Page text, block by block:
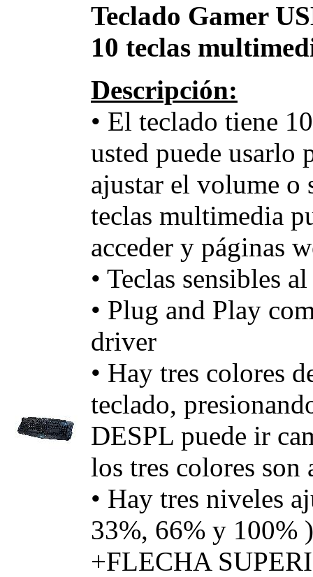
Teclado Gamer
10 teclas
Descripción:
• El teclado tiene
usted puede usarlo
ajustar el volume o
teclas multimedia
acceder y páginas
• Teclas sensibles
• Plug and Play
driver
• Hay tres colores
teclado,
DESPL puede ir
los tres colores
• Hay tres niveles
33%, 66% y 100%
+FLECHA